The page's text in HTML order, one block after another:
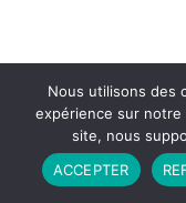
Partenariat
Copyright © 2026 -
Nous utilisons des
expérience sur
site, nous
ACCEPTER